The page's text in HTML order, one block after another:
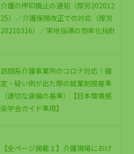
介護の押印廃止の通知（厚労202012
25）／介護保険改正での対応（厚労
20210316）／実地指導の効率化指針
訪問系介護事業所のコロナ対応｜確
定・疑い例が出た際の就業制限基準
（適切な装備の基準）【日本環境感
染学会ガイド準用】
【全ページ掲載１】介護現場におけ